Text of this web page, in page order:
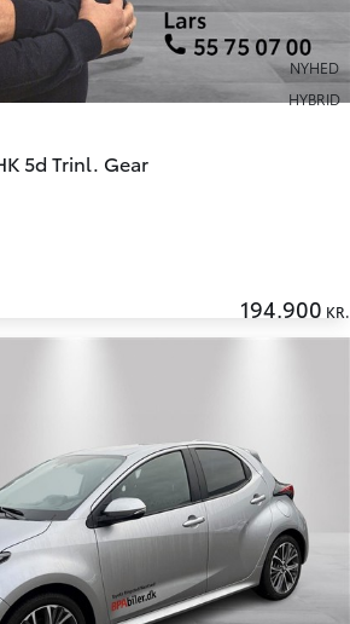
NYHED
HYBRID
5d Trinl. Gear
194.900 KR.